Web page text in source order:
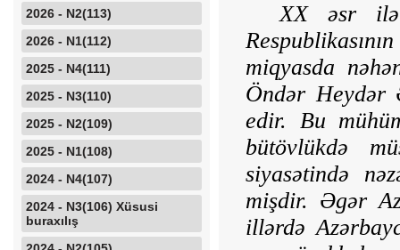
2026 - N2(113)
2026 - N1(112)
2025 - N4(111)
2025 - N3(110)
2025 - N2(109)
2025 - N1(108)
2024 - N4(107)
2024 - N3(106) Xüsusi
buraxılış
XX əsr ilə
miqyasda
Öndər Heydər
edir. Bu
bütövlükdə
siyasətində
mişdir. Əgər
illərdə